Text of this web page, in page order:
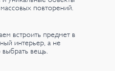
повторений.
встроить предмет в
интерьер, а не
выбрать вещь.